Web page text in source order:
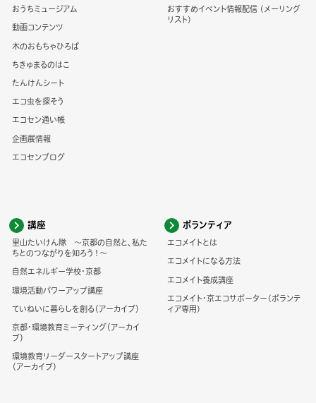
おうちミュージアム
動画コンテンツ
木のおもちゃひろば
ちきゅまるのはこ
たんけんシート
エコ虫を探そう
エコセン通い帳
企画展情報
エコセンブログ
おすすめイベント情報配信 (メーリング
リスト)
講座
里山たいけん隊 ～京都の自然と、私た
ちとのつながりを知ろう！～
自然エネルギー学校・京都
環境活動パワーアップ講座
ていねいに暮らしを創る（アーカイブ）
京都・環境教育ミーティング（アーカイ
ブ）
環境教育リーダースタートアップ講座
（アーカイブ）
ボランティア
エコメイトとは
エコメイトになる方法
エコメイト養成講座
エコメイト・京エコサポーター(ボランテ
ィア専用)